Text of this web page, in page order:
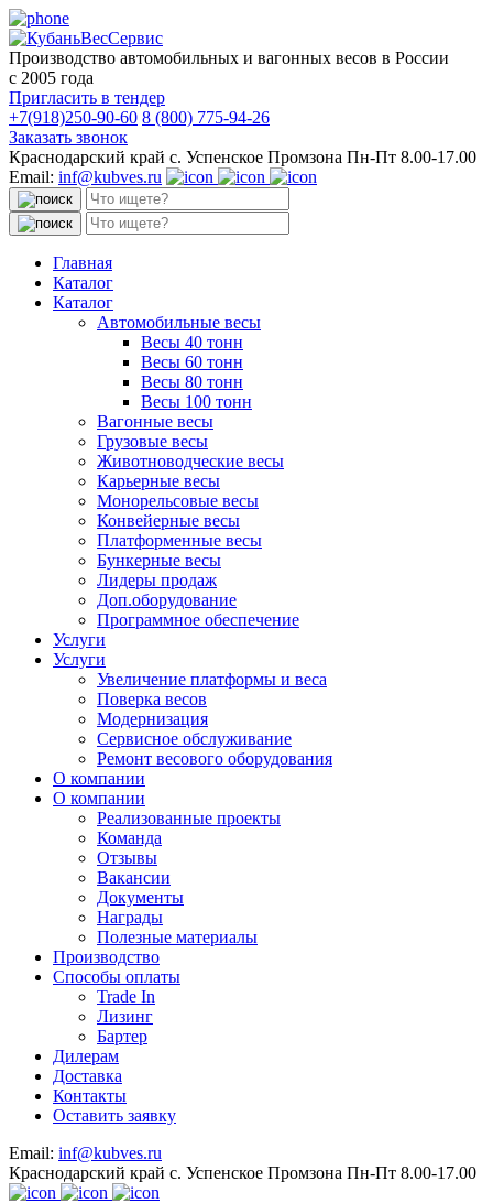
Производство автомобильных и вагонных весов в России
с 2005 года
Пригласить в тендер
+7(918)250-90-60 8 (800) 775-94-26
Заказать звонок
Краснодарский край с. Успенское Промзона Пн-Пт 8.00-17.00
Email: inf@kubves.ru
Поиск:
Поиск:
Главная
Каталог
Каталог
Автомобильные весы
Весы 40 тонн
Весы 60 тонн
Весы 80 тонн
Весы 100 тонн
Вагонные весы
Грузовые весы
Животноводческие весы
Карьерные весы
Монорельсовые весы
Конвейерные весы
Платформенные весы
Бункерные весы
Лидеры продаж
Доп.оборудование
Программное обеспечение
Услуги
Услуги
Увеличение платформы и веса
Поверка весов
Модернизация
Сервисное обслуживание
Ремонт весового оборудования
О компании
О компании
Реализованные проекты
Команда
Отзывы
Вакансии
Документы
Награды
Полезные материалы
Производство
Способы оплаты
Trade In
Лизинг
Бартер
Дилерам
Доставка
Контакты
Оставить заявку
Email: inf@kubves.ru
Краснодарский край с. Успенское Промзона Пн-Пт 8.00-17.00